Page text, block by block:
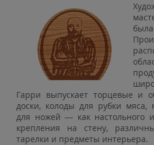
Гарри выпускает торцевые и
доски, колоды для рубки мяса,
для ножей — как настольного
крепления на стену,
тарелки и предметы интерьера.